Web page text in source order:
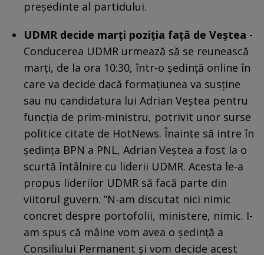
președinte al partidului.
UDMR decide marți poziția față de Veștea -
Conducerea UDMR urmează să se reunească
marți, de la ora 10:30, într-o ședință online în
care va decide dacă formațiunea va susține
sau nu candidatura lui Adrian Veștea pentru
funcția de prim-ministru, potrivit unor surse
politice citate de HotNews. Înainte să intre în
ședința BPN a PNL, Adrian Veștea a fost la o
scurtă întâlnire cu liderii UDMR. Acesta le-a
propus liderilor UDMR să facă parte din
viitorul guvern. ”N-am discutat nici nimic
concret despre portofolii, ministere, nimic. I-
am spus că mâine vom avea o şedinţă a
Consiliului Permanent şi vom decide acest